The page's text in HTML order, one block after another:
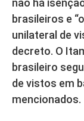
não há
brasileiros e
unilateral de
decreto. O
brasileiro
de vistos em
mencionados.